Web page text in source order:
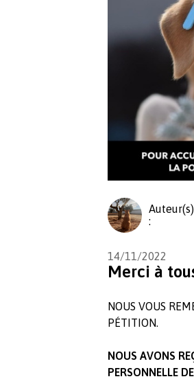
Auteur(s)
:
14/11/2022
Merci à
NOUS VOUS
PÉTITION.
NOUS AVONS
PERSONNELLE